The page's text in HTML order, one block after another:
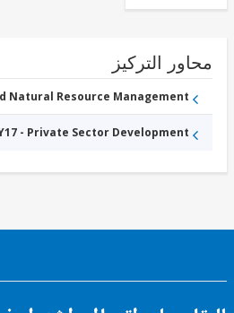
التركيز
and Natural Resource Management
FY17 - Private Sector Development